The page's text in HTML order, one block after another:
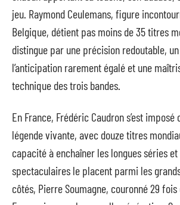
jeu. Raymond Ceulemans, figure
Belgique, détient pas moins de 35 titres
distingue par une précision redoutable,
l’anticipation rarement égalé et une
technique des trois bandes.
En France, Frédéric Caudron s’est imposé
légende vivante, avec douze titres
capacité à enchaîner les longues séries
spectaculaires le placent parmi les
côtés, Pierre Soumagne, couronné 29